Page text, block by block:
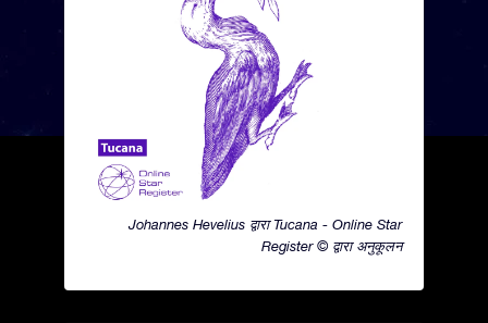
Johannes Hevelius द्वारा Tucana - Online Star
Register © द्वारा अनुकूलन